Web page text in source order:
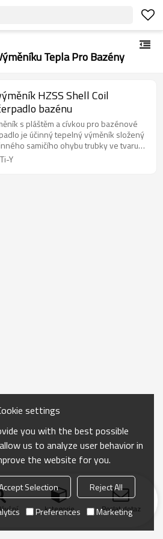
Tepla Pro Bazény
HZSS Shell Coil
bazénu
s pláštěm a cívkou pro bazénové
je účinný tepelný výměník složený
samičího ohybu trubky ve tvaru
pláště; vlastnosti plášťového a
Y
kategorie Poslat dotaz
settings
you with the best possible
us to analyze user behavior in
the website for you.
Selection
Reject All
Preferences Marketing